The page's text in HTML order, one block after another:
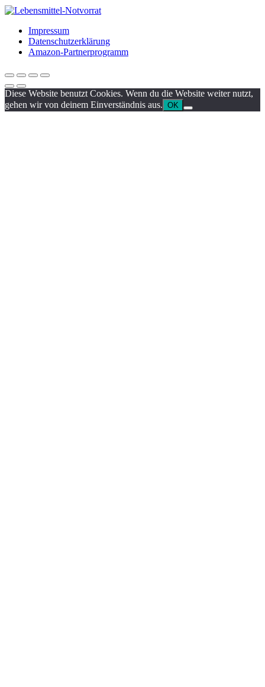
Impressum
Datenschutzerklärung
Amazon-Partnerprogramm
Diese Website benutzt Cookies. Wenn du die Website weiter nutzt,
gehen wir von deinem Einverständnis aus. OK